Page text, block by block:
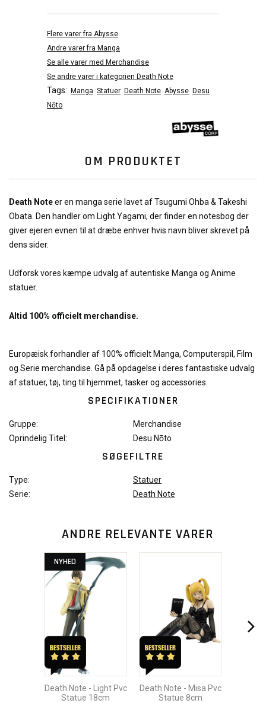
Flere varer fra Abysse
Andre varer fra Manga
Se alle varer med Merchandise
Se andre varer i kategorien Death Note
Tags: Manga Statuer Death Note Abysse Desu
Nōto
OM PRODUKTET
Death Noteer en manga serie lavet af Tsugumi Ohba & Takeshi
Obata. Den handler om Light Yagami, der finder en notesbog der
giver ejeren evnen til at dræbe enhver hvis navn bliver skrevet på
dens sider.
Udforsk vores kæmpe udvalg af autentiske Manga og Anime
statuer.
Altid 100% officielt merchandise.
Europæisk forhandler af 100% officielt Manga, Computerspil, Film
og Serie merchandise. Gå på opdagelse i deres fantastiske udvalg
af statuer, tøj, ting til hjemmet, tasker og accessories.
SPECIFIKATIONER
Gruppe:
Merchandise
Oprindelig Titel:
Desu Nōto
SØGEFILTRE
Type:
Statuer
Serie:
Death Note
ANDRE RELEVANTE VARER
NYHED
Death Note - Light Pvc
Statue 18cm
Death Note - Misa Pvc
Statue 8cm